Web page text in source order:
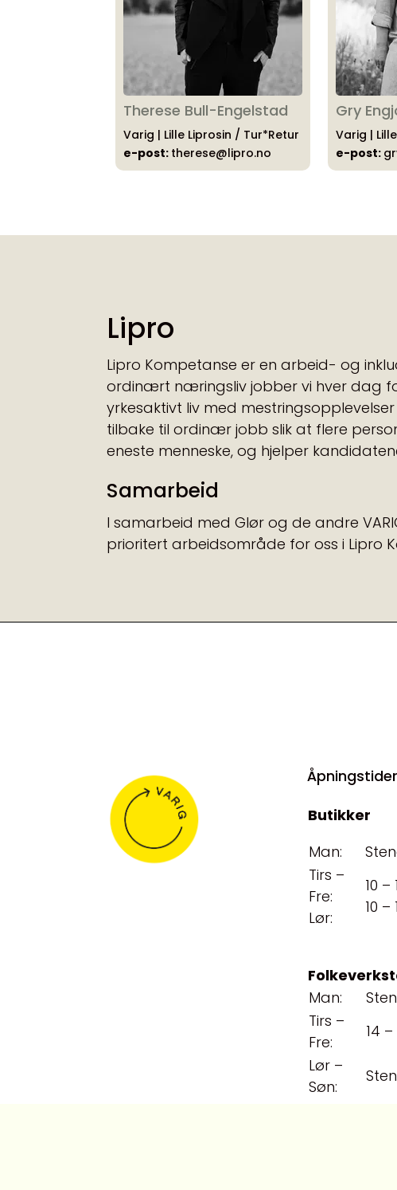
Therese Bull-Engelstad
Varig | Lille Liprosin / Tur*Retur
e-post: therese@lipro.no
Gry
Varig |
e-post:
Lipro
Lipro Kompetanse er en arbeid- og
ordinært næringsliv jobber vi hver dag
yrkesaktivt liv med
tilbake til ordinær jobb slik at flere
eneste menneske, og hjelper
Samarbeid
I samarbeid med Glør og de andre
prioritert arbeidsområde for oss i Lipro
Åpningstider
Butikker
Man:
Tirs –
Fre:
Lør:
10 –
10 –
Man:
Tirs –
Fre:
14 –
Lør –
Søn: